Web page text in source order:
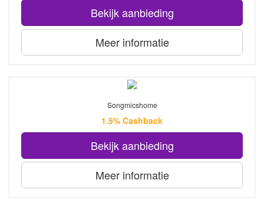
Bekijk aanbieding
Meer informatie
Songmicshome
1.5% Cashback
Bekijk aanbieding
Meer informatie